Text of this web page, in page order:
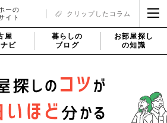
ーの
イト
クリップしたコラム
屋
ビ
暮らしの
ブログ
お部屋探し
の知識